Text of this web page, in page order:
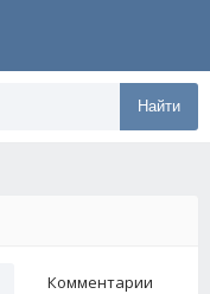
Найти
Комментарии